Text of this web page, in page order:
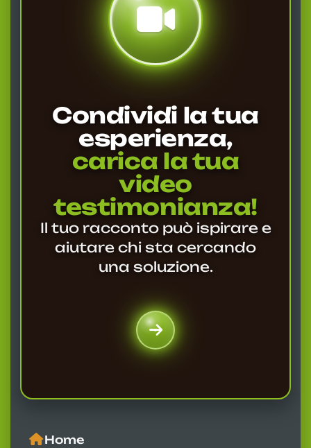
Condividi la tua
esperienza,
carica la tua
video
testimonianza!
Il tuo racconto può ispirare e
aiutare chi sta cercando
una soluzione.
Home